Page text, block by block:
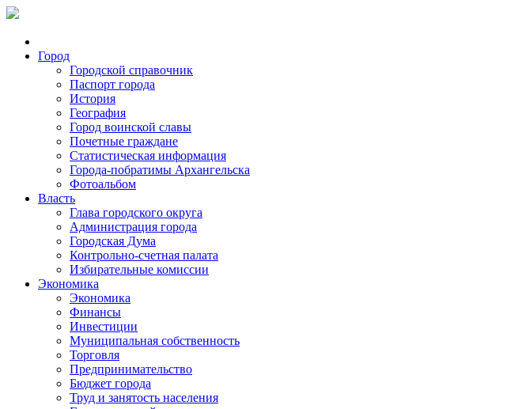
Город
Городской справочник
Паспорт города
История
География
Город воинской славы
Почетные граждане
Статистическая информация
Города-побратимы Архангельска
Фотоальбом
Власть
Глава городского округа
Администрация города
Городская Дума
Контрольно-счетная палата
Избирательные комиссии
Экономика
Экономика
Финансы
Инвестиции
Муниципальная собственность
Торговля
Предпринимательство
Бюджет города
Труд и занятость населения